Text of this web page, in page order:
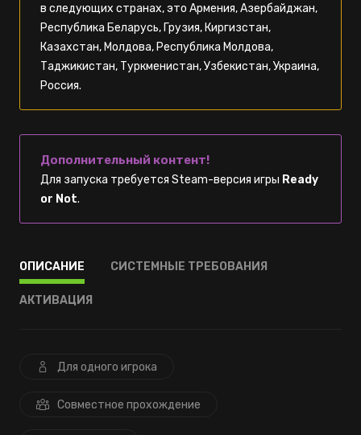
в следующих странах, это Армения, Азербайджан,
Республика Беларусь, Грузия, Киргизстан,
Казахстан, Молдова, Республика Молдова,
Таджикистан, Туркменистан, Узбекистан, Украина,
Россия.
Дополнительный контент!
Для запуска требуется Steam-версия игры Ready
or Not.
ОПИСАНИЕ СИСТЕМНЫЕ ТРЕБОВАНИЯ
АКТИВАЦИЯ
Для одного игрока
Совместное прохождение